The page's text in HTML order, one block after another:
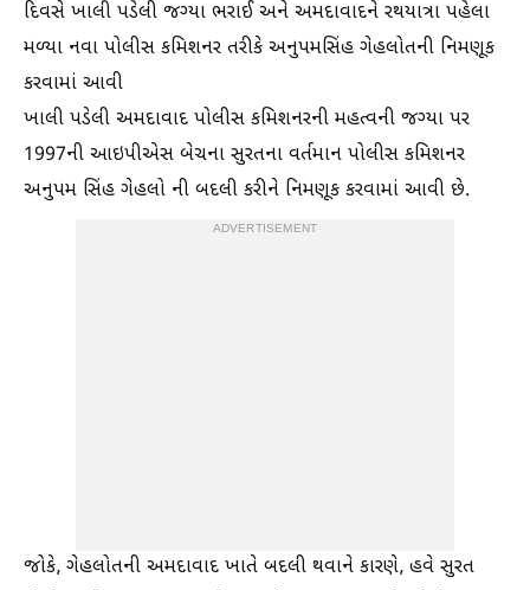
દિવસે ખાલી પડેલી જગ્યા ભરાઈ અને અમદાવાદને રથયાત્રા પહેલા
મળ્યા નવા પોલીસ કમિશનર તરીકે અનુપમસિંહ ગેહલોતની નિમણૂક
કરવામાં આવી
ખાલી પડેલી અમદાવાદ પોલીસ કમિશનરની મહત્વની જગ્યા પર
1997ની આઇપીએસ બેચના સુરતના વર્તમાન પોલીસ કમિશનર
અનુપમ સિંહ ગેહલો ની બદલી કરીને નિમણૂક કરવામાં આવી છે.
ADVERTISEMENT
જોકે, ગેહલોતની અમદાવાદ ખાતે બદલી થવાને કારણે, હવે સુરત